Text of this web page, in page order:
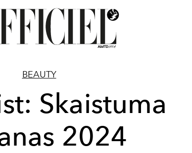
BEAUTY
Skaistuma
2024